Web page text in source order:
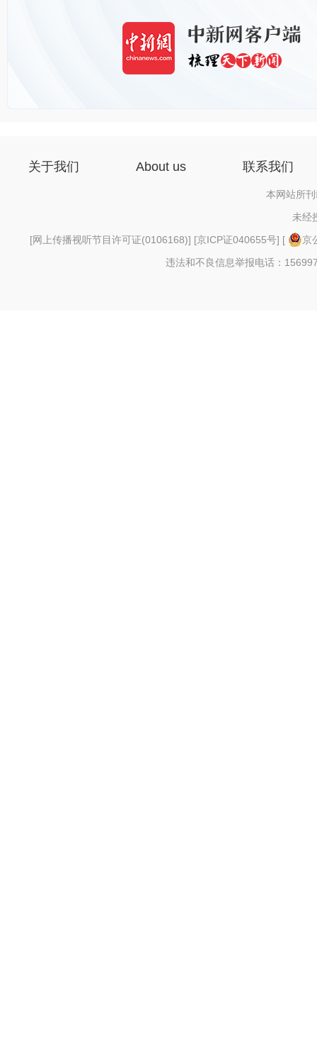
关于我们 About us 联系我们
本网站所
未经
[网上传播视听节目许可证(0106168)] [京ICP证040655号] [
京
违法和不良信息举报电话：